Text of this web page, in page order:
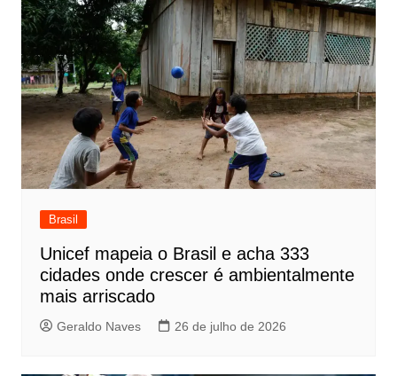
Brasil
Unicef mapeia o Brasil e acha 333
cidades onde crescer é ambientalmente
mais arriscado
Geraldo Naves 26 de julho de 2026